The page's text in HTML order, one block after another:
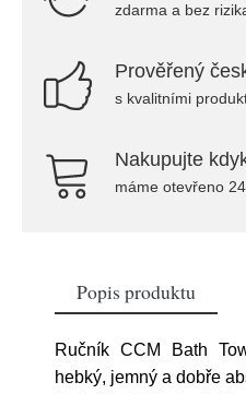
zdarma a bez
Prověřený
s kvalitními
Nakupujte
máme otevřeno
Popis produktu
Ručník CCM Bath
hebký, jemný a dobře